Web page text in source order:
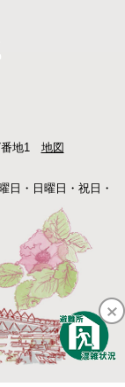
番地1 地図
日・日曜日・祝日・